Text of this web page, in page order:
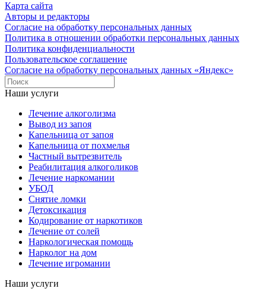
Карта сайта
Авторы и редакторы
Согласие на обработку персональных данных
Политика в отношении обработки персональных данных
Политика конфиденциальности
Пользовательское соглашение
Согласие на обработку персональных данных «Яндекс»
Наши услуги
Лечение алкоголизма
Вывод из запоя
Капельница от запоя
Капельница от похмелья
Частный вытрезвитель
Реабилитация алкоголиков
Лечение наркомании
УБОД
Снятие ломки
Детоксикация
Кодирование от наркотиков
Лечение от солей
Наркологическая помощь
Нарколог на дом
Лечение игромании
Наши услуги